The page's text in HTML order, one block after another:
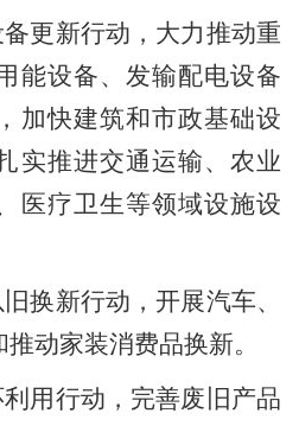
更新行动，大力推动重
能设备、发输配电设备
加快建筑和市政基础设
实推进交通运输、农业
医疗卫生等领域设施设
换新行动，开展汽车、
动家装消费品换新。
用行动，完善废旧产品